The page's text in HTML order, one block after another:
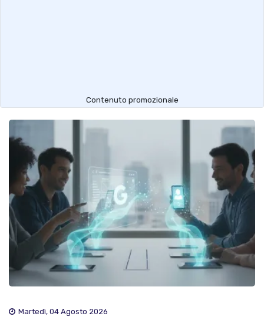
Contenuto promozionale
Martedì, 04 Agosto 2026